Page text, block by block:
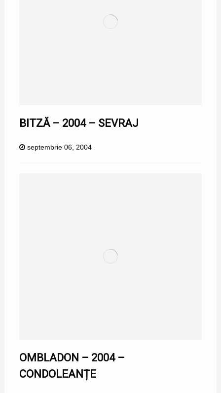
BITZĂ – 2004 – SEVRAJ
septembrie 06, 2004
OMBLADON – 2004 –
CONDOLEANȚE